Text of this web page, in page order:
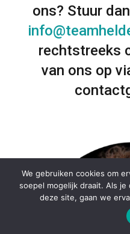
ons? Stuur
rechtstreeks
van ons op
We gebruiken cookies om
soepel mogelijk draait. Als
deze site, gaan we